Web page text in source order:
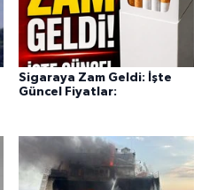
Sigaraya Zam Geldi: İşte
Güncel Fiyatlar: